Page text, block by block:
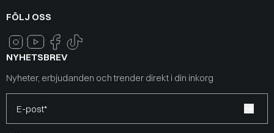
FÖLJ OSS
NYHETSBREV
Nyheter, erbjudanden och trender direkt i din inkorg
E-post*